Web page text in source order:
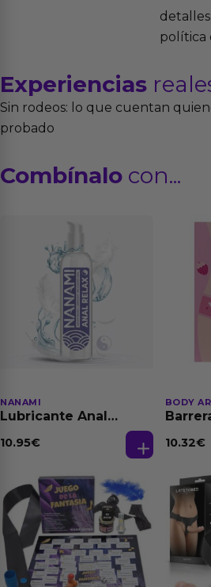
política
Experiencias
Sin rodeos: lo que cuentan
probado
Combínalo con...
NANAMI
Lubricante Anal
Dilatación Base Agua
10.95€
BODY
10.32€